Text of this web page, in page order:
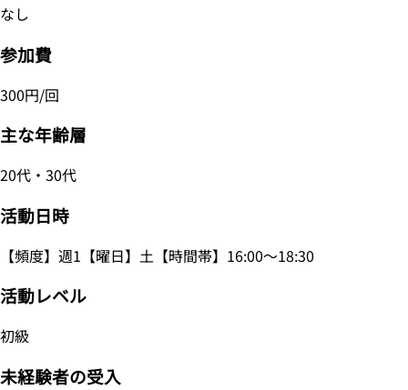
なし
参加費
300円/回
主な年齢層
20代・30代
活動日時
【頻度】週1【曜日】土【時間帯】16:00～18:30
活動レベル
初級
未経験者の受入